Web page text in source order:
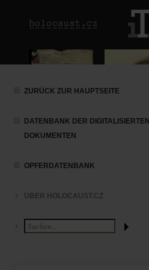
ZURÜCK ZUR HAUPTSEITE
DATENBANK DER DIGITALISIERTEN
DOKUMENTEN
OPFERDATENBANK
ÜBER HOLOCAUST.CZ